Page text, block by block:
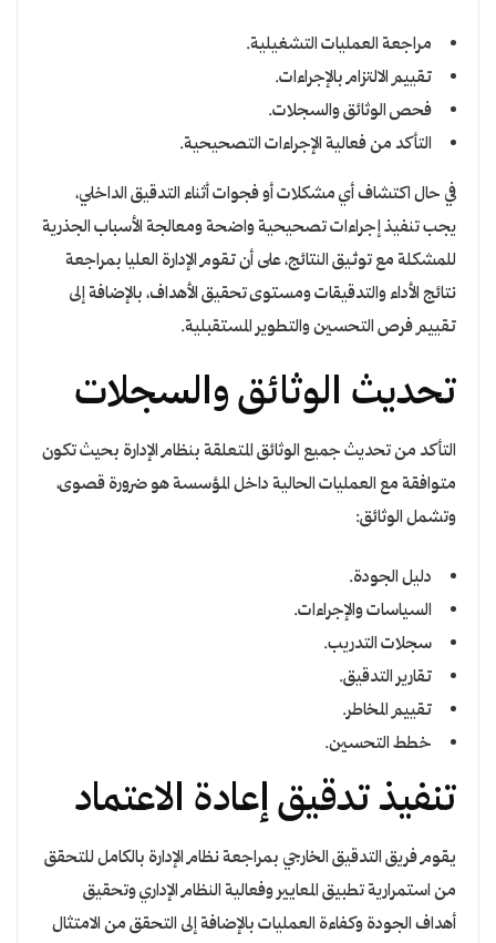
مراجعة العمليات التشغيلية.
تقييم الالتزام بالإجراءات.
فحص الوثائق والسجلات.
التأكد من فعالية الإجراءات التصحيحية.
في حال اكتشاف أي مشكلات أو فجوات أثناء التدقيق الداخلي،
يجب تنفيذ إجراءات تصحيحية واضحة ومعالجة الأسباب الجذرية
للمشكلة مع توثيق النتائج، على أن تقوم الإدارة العليا بمراجعة
نتائج الأداء والتدقيقات ومستوى تحقيق الأهداف، بالإضافة إلى
تقييم فرص التحسين والتطوير المستقبلية.
تحديث الوثائق والسجلات
التأكد من تحديث جميع الوثائق المتعلقة بنظام الإدارة بحيث تكون
متوافقة مع العمليات الحالية داخل المؤسسة هو ضرورة قصوى،
وتشمل الوثائق:
دليل الجودة.
السياسات والإجراءات.
سجلات التدريب.
تقارير التدقيق.
تقييم المخاطر.
خطط التحسين.
تنفيذ تدقيق إعادة الاعتماد
يقوم فريق التدقيق الخارجي بمراجعة نظام الإدارة بالكامل للتحقق
من استمرارية تطبيق المعايير وفعالية النظام الإداري وتحقيق
أهداف الجودة وكفاءة العمليات بالإضافة إلى التحقق من الامتثال